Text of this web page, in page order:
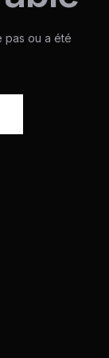
pas ou a été